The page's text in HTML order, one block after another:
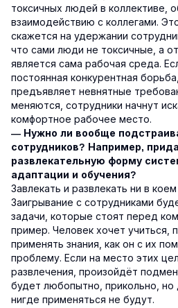
токсичных людей в коллективе,
взаимодействию с коллегами.
скажется на удержании
что сами люди не токсичные, а
является сама рабочая среда.
постоянная конкурентная
предъявляет невнятные
меняются, сотрудники начнут
комфортное рабочее место.
— Нужно ли вообще
сотрудников? Например,
развлекательную форму
адаптации и обучения?
Завлекать и развлекать ни в
Заигрывание с сотрудниками
задачи, которые стоят перед
пример. Человек хочет учиться,
применять знания, как он с их
проблему. Если на место этих
развлечения, произойдёт
будет любопытно, прикольно, но
нигде применяться не будут.